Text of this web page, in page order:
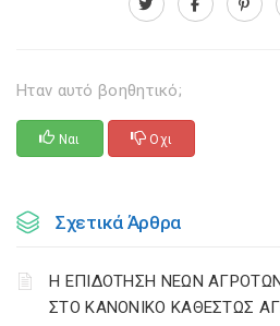
Ηταν αυτό βοηθητικό;
Ναι Οχι
Σχετικά Άρθρα
Η ΕΠΙΔΟΤΗΣΗ ΝΕΩΝ
ΣΤΟ ΚΑΝΟΝΙΚΟ ΚΑΘΕΣΤΩΣ